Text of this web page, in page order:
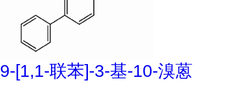
9-[1,1-联苯]-3-基-10-溴蒽